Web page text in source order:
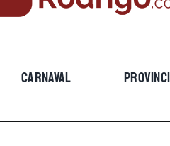
CARNAVAL